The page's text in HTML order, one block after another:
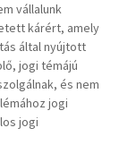
vállalunk
kárért, amely
által nyújtott
jogi témájú
és nem
jogi
jogi